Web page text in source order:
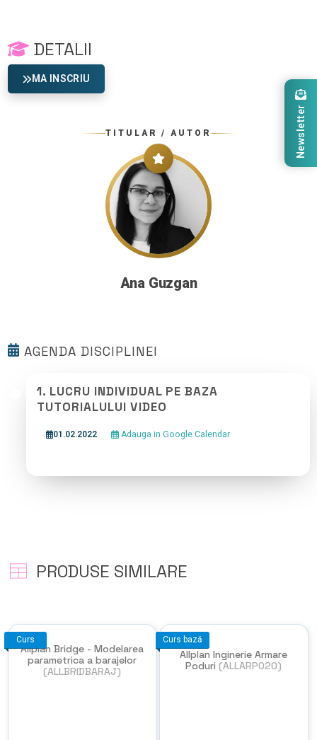
DETALII
MA INSCRIU
TITULAR / AUTOR
Ana Guzgan
AGENDA DISCIPLINEI
1. LUCRU INDIVIDUAL PE BAZA
TUTORIALULUI VIDEO
01.02.2022 Adauga in Google Calendar
PRODUSE SIMILARE
Curs
Allplan Bridge - Modelarea
parametrica a barajelor
(ALLBRIDBARAJ)
Curs bază
Allplan Inginerie Armare
Poduri (ALLARPO20)
Newsletter